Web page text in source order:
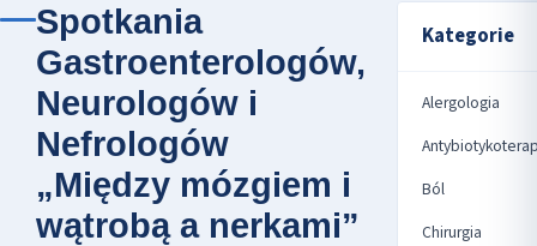
Spotkania
Gastroenterologów,
Neurologów i
Nefrologów
„Między mózgiem i
wątrobą a nerkami”
Kategorie
Alergologia
Ból
Chirurgia